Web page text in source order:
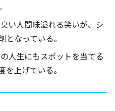
い人間味溢れる笑いが、シ
となっている。
人生にもスポットを当てる
を上げている。